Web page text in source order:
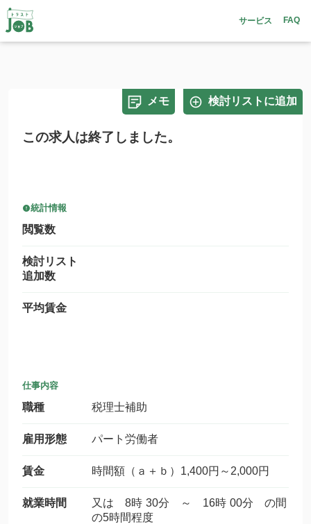
サービス FAQ
メモ 検討リストに追加
この求人は終了しました。
統計情報
閲覧数
検討リスト
追加数
平均賃金
仕事内容
職種 税理士補助
雇用形態 パート労働者
賃金 時間額（ａ＋ｂ）1,400円～2,000円
就業時間
又は 8時 30分 ～ 16時 00分 の間
の5時間程度